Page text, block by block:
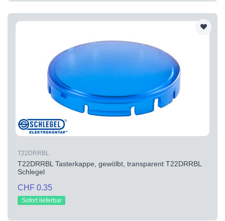
T22DRRBL
T22DRRBL Tasterkappe, gewölbt, transparent T22DRRBL
Schlegel
CHF 0.35
Sofort lieferbar